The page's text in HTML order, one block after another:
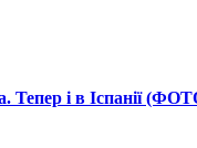
Тепер і в Іспанії